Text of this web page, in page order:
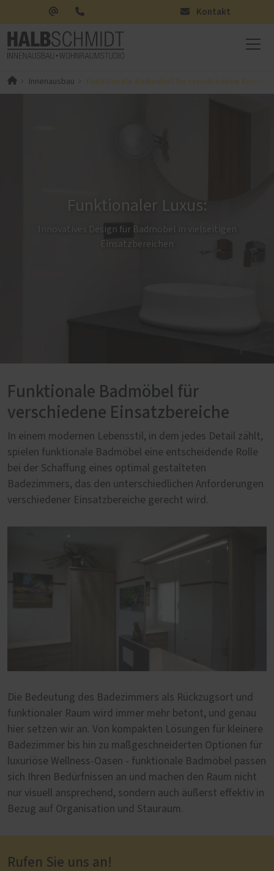
Kontakt
Innenausbau Funktionale Badmöbel für verschiedene
Funktionaler Luxus:
Innovatives Design für Badmöbel in vielseitigen
Einsatzbereichen
Funktionale Badmöbel für
verschiedene Einsatzbereiche
In einem modernen Lebensstil, in dem jedes Detail zählt,
spielen funktionale Badmöbel eine entscheidende Rolle
bei der Schaffung eines optimal gestalteten
Badezimmers, das den unterschiedlichen Anforderungen
verschiedener Einsatzbereiche gerecht wird.
Die Bedeutung des Badezimmers als Rückzugsort und
funktionaler Raum wird immer mehr betont, und genau
hier setzen wir an. Von kompakten Lösungen für kleinere
Badezimmer bis hin zu maßgeschneiderten Optionen für
luxuriöse Wellness-Oasen - funktionale Badmöbel passen
sich Ihren Bedürfnissen an und machen den Raum nicht
nur visuell ansprechend, sondern auch äußerst effektiv in
Bezug auf Organisation und Stauraum.
Rufen Sie uns an!